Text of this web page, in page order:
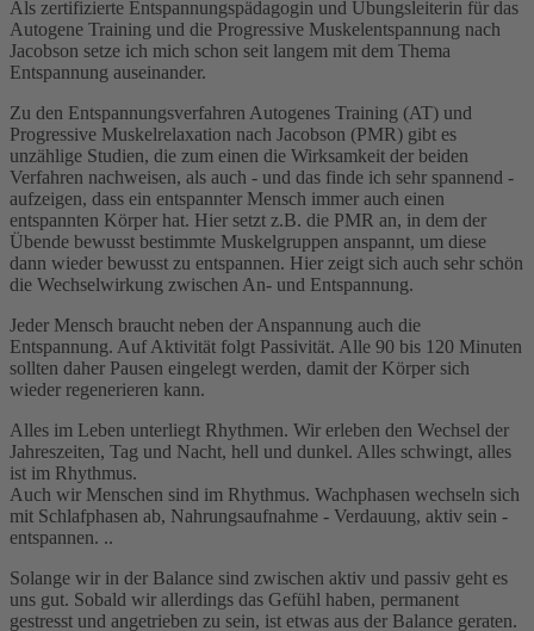
Als zertifizierte Entspannungspädagogin und Übungsleiterin für das
Autogene Training und die Progressive Muskelentspannung nach
Jacobson setze ich mich schon seit langem mit dem Thema
Entspannung auseinander.
Zu den Entspannungsverfahren Autogenes Training (AT) und
Progressive Muskelrelaxation nach Jacobson (PMR) gibt es
unzählige Studien, die zum einen die Wirksamkeit der beiden
Verfahren nachweisen, als auch - und das finde ich sehr spannend -
aufzeigen, dass ein entspannter Mensch immer auch einen
entspannten Körper hat. Hier setzt z.B. die PMR an, in dem der
Übende bewusst bestimmte Muskelgruppen anspannt, um diese
dann wieder bewusst zu entspannen. Hier zeigt sich auch sehr schön
die Wechselwirkung zwischen An- und Entspannung.
Jeder Mensch braucht neben der Anspannung auch die
Entspannung. Auf Aktivität folgt Passivität. Alle 90 bis 120 Minuten
sollten daher Pausen eingelegt werden, damit der Körper sich
wieder regenerieren kann.
Alles im Leben unterliegt Rhythmen. Wir erleben den Wechsel der
Jahreszeiten, Tag und Nacht, hell und dunkel. Alles schwingt, alles
ist im Rhythmus.
Auch wir Menschen sind im Rhythmus. Wachphasen wechseln sich
mit Schlafphasen ab, Nahrungsaufnahme - Verdauung, aktiv sein -
entspannen. ..
Solange wir in der Balance sind zwischen aktiv und passiv geht es
uns gut. Sobald wir allerdings das Gefühl haben, permanent
gestresst und angetrieben zu sein, ist etwas aus der Balance geraten.